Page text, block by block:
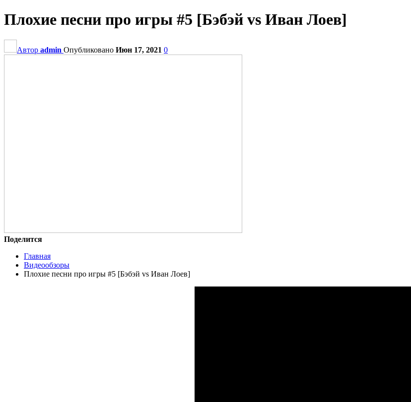
Плохие песни про игры #5 [Бэбэй vs Иван Лоев]
Автор admin Опубликовано Июн 17, 2021 0
Поделится
Главная
Видеообзоры
Плохие песни про игры #5 [Бэбэй vs Иван Лоев]